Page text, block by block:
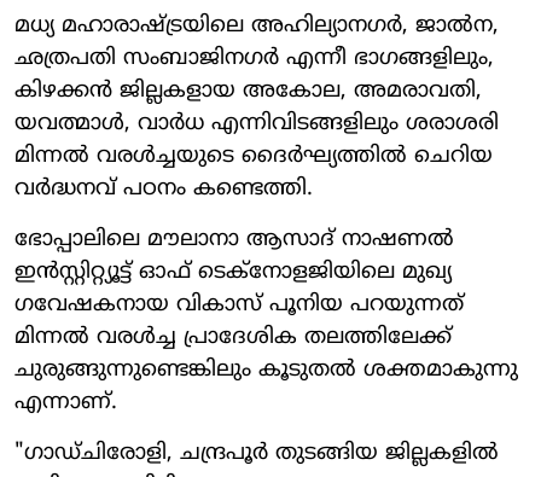
മധ്യ മഹാരാഷ്ട്രയിലെ അഹില്യാനഗർ, ജാൽന,
ഛത്രപതി സംബാജിനഗർ എന്നീ ഭാഗങ്ങളിലും,
കിഴക്കൻ ജില്ലകളായ അകോല, അമരാവതി,
യവത്മാൾ, വാർധ എന്നിവിടങ്ങളിലും ശരാശരി
മിന്നൽ വരൾച്ചയുടെ ദൈർഘ്യത്തിൽ ചെറിയ
വർദ്ധനവ് പഠനം കണ്ടെത്തി.
ഭോപ്പാലിലെ മൗലാനാ ആസാദ് നാഷണൽ
ഇൻസ്റ്റിറ്റ്യൂട്ട് ഓഫ് ടെക്നോളജിയിലെ മുഖ്യ
ഗവേഷകനായ വികാസ് പൂനിയ പറയുന്നത്
മിന്നൽ വരൾച്ച പ്രാദേശിക തലത്തിലേക്ക്
ചുരുങ്ങുന്നുണ്ടെങ്കിലും കൂടുതൽ ശക്തമാകുന്നു
എന്നാണ്.
"ഗാഡ്ചിരോളി, ചന്ദ്രപൂർ തുടങ്ങിയ ജില്ലകളിൽ